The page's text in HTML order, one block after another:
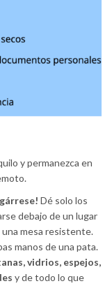
y permanezca en
Dé solo los
debajo de un lugar
mesa resistente.
manos de una pata.
vidrios, espejos,
y de todo lo que